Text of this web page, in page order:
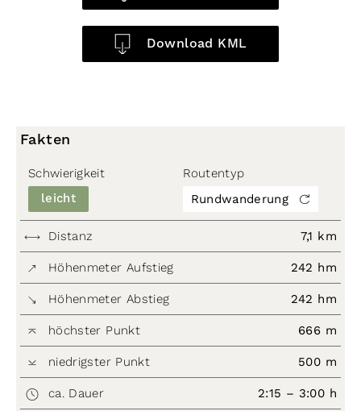
Download KML
Fakten
Schwierigkeit
leicht
Routentyp
Rundwanderung
Distanz 7,1 km
Höhenmeter Aufstieg 242 hm
Höhenmeter Abstieg 242 hm
höchster Punkt 666 m
niedrigster Punkt 500 m
ca. Dauer 2:15 – 3:00 h